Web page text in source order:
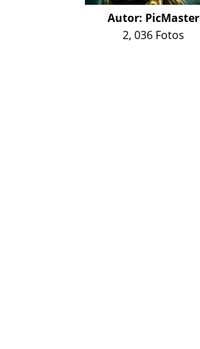
Autor: PicMaster
2, 036 Fotos